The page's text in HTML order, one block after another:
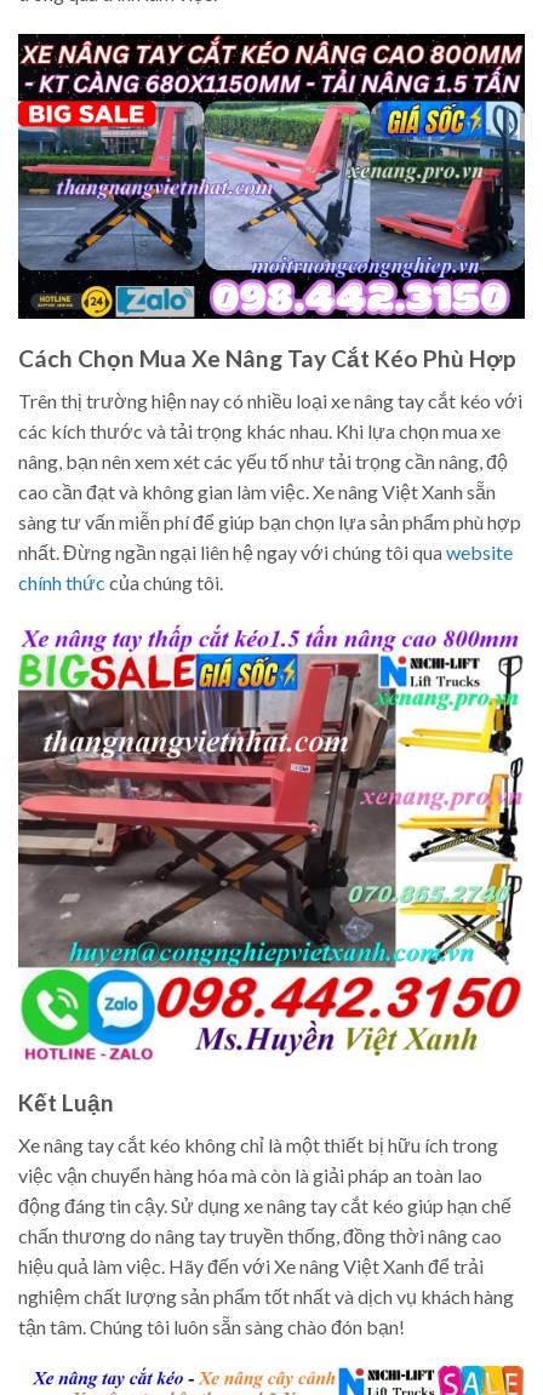
Cách Chọn Mua Xe Nâng Tay Cắt Kéo Phù Hợp
Trên thị trường hiện nay có nhiều loại xe nâng tay cắt kéo với
các kích thước và tải trọng khác nhau. Khi lựa chọn mua xe
nâng, bạn nên xem xét các yếu tố như tải trọng cần nâng, độ
cao cần đạt và không gian làm việc. Xe nâng Việt Xanh sẵn
sàng tư vấn miễn phí để giúp bạn chọn lựa sản phẩm phù hợp
nhất. Đừng ngần ngại liên hệ ngay với chúng tôi quawebsite
chính thức của chúng tôi.
Kết Luận
Xe nâng tay cắt kéo không chỉ là một thiết bị hữu ích trong
việc vận chuyển hàng hóa mà còn là giải pháp an toàn lao
động đáng tin cậy. Sử dụng xe nâng tay cắt kéo giúp hạn chế
chấn thương do nâng tay truyền thống, đồng thời nâng cao
hiệu quả làm việc. Hãy đến với Xe nâng Việt Xanh để trải
nghiệm chất lượng sản phẩm tốt nhất và dịch vụ khách hàng
tận tâm. Chúng tôi luôn sẵn sàng chào đón bạn!